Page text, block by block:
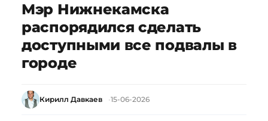
Мэр Нижнекамска
распорядился сделать
доступными все подвалы в
городе
Кирилл Давкаев 15-06-2026